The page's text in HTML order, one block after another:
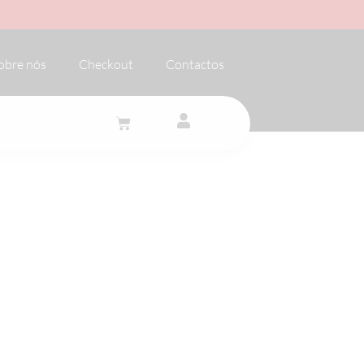
nós Checkout Contactos